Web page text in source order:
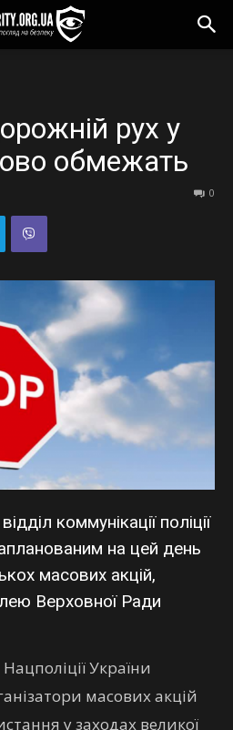
рух у
обмежать
0
коммунікації поліції
на цей день
масових акцій,
Верховної Ради
Нацполіції України
масових акцій
у заходах великої